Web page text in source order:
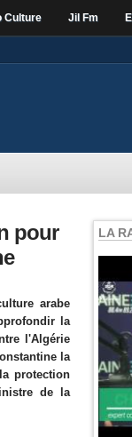
Culture Jil Fm
pour
arabe
la
l'Algérie
la
protection
de la
LA